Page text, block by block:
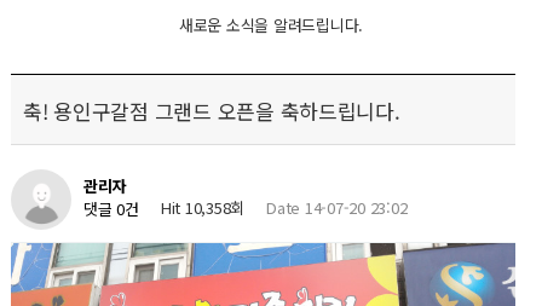
새로운 소식을 알려드립니다.
축! 용인구갈점 그랜드 오픈을 축하드립니다.
관리자
댓글 0건
Hit 10,358회 Date 14-07-20 23:02